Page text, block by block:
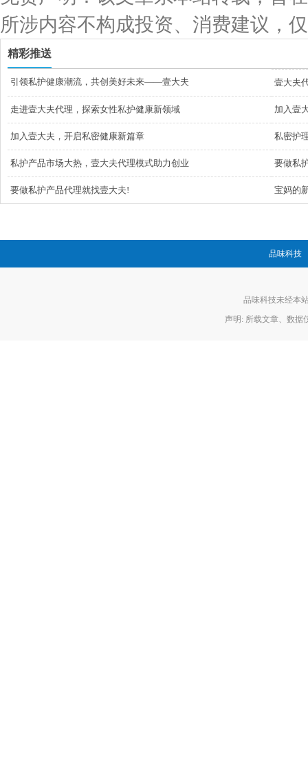
所涉内容不构成投资、消费建议，
精彩推送
引领私护健康潮流，共创美好未来——壹大夫 壹大夫
走进壹大夫代理，探索女性私护健康新领域 加入壹
加入壹大夫，开启私密健康新篇章 私密护
私护产品市场大热，壹大夫代理模式助力创业 要做私
要做私护产品代理就找壹大夫! 宝妈的
品味科技
品味科技未经本
声明: 所载文章、数据